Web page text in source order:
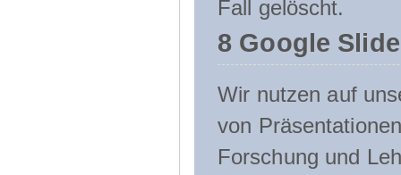
Fall gelöscht.
8 Google
Wir nutzen auf
von
Forschung und